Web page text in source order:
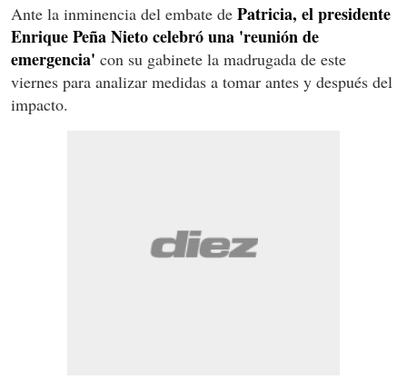
Ante la inminencia del embate de Patricia, el presidente
Enrique Peña Nieto celebró una 'reunión de
emergencia' con su gabinete la madrugada de este
viernes para analizar medidas a tomar antes y después del
impacto.